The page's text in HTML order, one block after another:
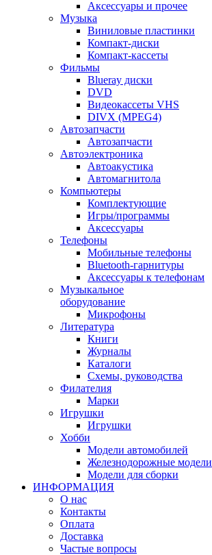
Аксессуары и прочее
Музыка
Виниловые пластинки
Компакт-диски
Компакт-кассеты
Фильмы
Blueray диски
DVD
Видеокассеты VHS
DIVX (MPEG4)
Автозапчасти
Автозапчасти
Автоэлектроника
Автоакустика
Автомагнитола
Компьютеры
Комплектующие
Игры/программы
Аксессуары
Телефоны
Мобильные телефоны
Bluetooth-гарнитуры
Аксессуары к телефонам
Музыкальное
оборудование
Микрофоны
Литература
Книги
Журналы
Каталоги
Схемы, руководства
Филателия
Марки
Игрушки
Игрушки
Хобби
Модели автомобилей
Железнодорожные модели
Модели для сборки
ИНФОРМАЦИЯ
О нас
Контакты
Оплата
Доставка
Частые вопросы